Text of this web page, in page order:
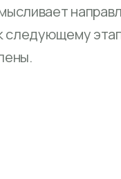
следующему